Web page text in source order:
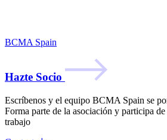
BCMA Spain
Hazte Socio
Escríbenos y el equipo BCMA Spain se
Forma parte de la asociación y participa
trabajo